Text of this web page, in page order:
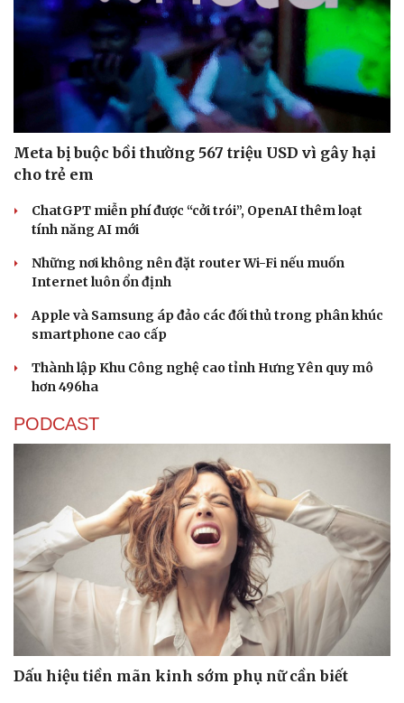
Dinh dưỡng - món ngon
Cây thuốc
Sản phụ khoa
Nhi khoa
Làm đẹp - giảm cân
Nhà đẹp
Tình yêu - Gia đình
Meta bị buộc bồi thường 567 triệu USD vì gây hại
cho trẻ em
ChatGPT miễn phí được “cởi trói”, OpenAI thêm loạt
tính năng AI mới
Những nơi không nên đặt router Wi-Fi nếu muốn
Internet luôn ổn định
Apple và Samsung áp đảo các đối thủ trong phân khúc
smartphone cao cấp
Thành lập Khu Công nghệ cao tỉnh Hưng Yên quy mô
hơn 496ha
PODCAST
Dấu hiệu tiền mãn kinh sớm phụ nữ cần biết